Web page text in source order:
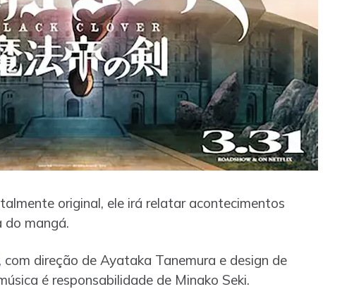
original, ele irá relatar acontecimentos
do mangá.
, com direção de Ayataka Tanemura e design de
é responsabilidade de Minako Seki.